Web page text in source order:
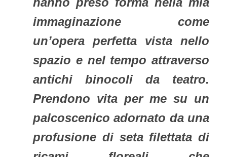
immaginazione come
un’opera perfetta vista nello
spazio e nel tempo attraverso
antichi binocoli da teatro.
Prendono vita per me su un
palcoscenico adornato da una
profusione di seta filettata di